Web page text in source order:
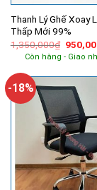
Thanh Lý Ghế Xoay
Thấp Mới 99%
1,350,000₫ Giá
gốc
là:
Còn hàng - Giao
-18%